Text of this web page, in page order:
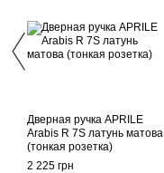
Дверная ручка APRILE
Arabis R 7S латунь матова
(тонкая розетка)
2 225 грн